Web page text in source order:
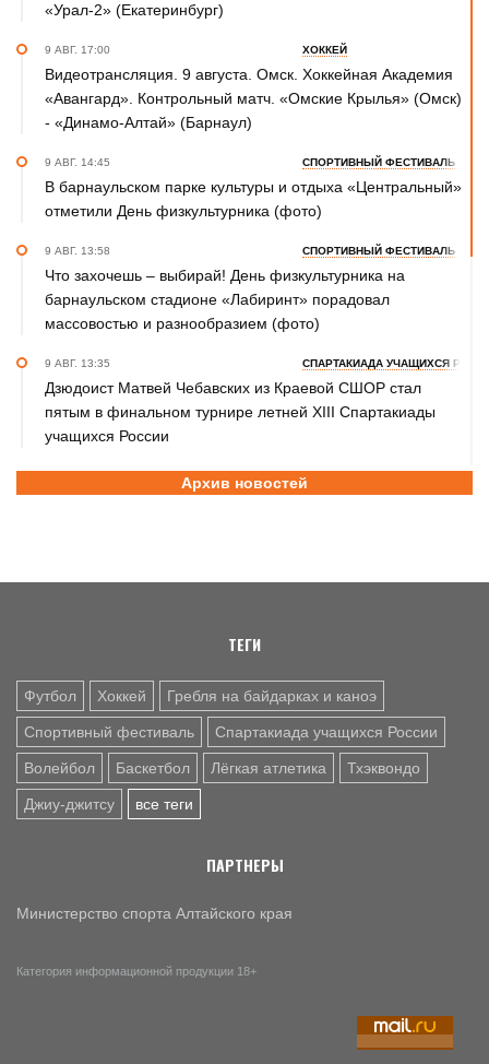
«Урал-2» (Екатеринбург)
9 АВГ. 17:00 ХОККЕЙ
Видеотрансляция. 9 августа. Омск. Хоккейная Академия
«Авангард». Контрольный матч. «Омские Крылья» (Омск)
- «Динамо-Алтай» (Барнаул)
9 АВГ. 14:45 СПОРТИВНЫЙ ФЕСТИВАЛЬ
В барнаульском парке культуры и отдыха «Центральный»
отметили День физкультурника (фото)
9 АВГ. 13:58 СПОРТИВНЫЙ ФЕСТИВАЛЬ
Что захочешь – выбирай! День физкультурника на
барнаульском стадионе «Лабиринт» порадовал
массовостью и разнообразием (фото)
9 АВГ. 13:35 СПАРТАКИАДА УЧАЩИХСЯ
Дзюдоист Матвей Чебавских из Краевой СШОР стал
пятым в финальном турнире летней XIII Спартакиады
учащихся России
ФУТБОЛ
Победителем юбилейного Х "Кубка первоцелинников" в
ХК "Динамо-Алтай» уступил «Омским Крыльям» в первом
предсезонном матче - 1:4 (фото)
Архив новостей
ТЕГИ
Футбол Хоккей Гребля на байдарках и каноэ
Спортивный фестиваль Спартакиада учащихся России
Волейбол Баскетбол Лёгкая атлетика Тхэквондо
Джиу-джитсу все теги
ПАРТНЕРЫ
Министерство спорта Алтайского края
Категория информационной продукции 18+